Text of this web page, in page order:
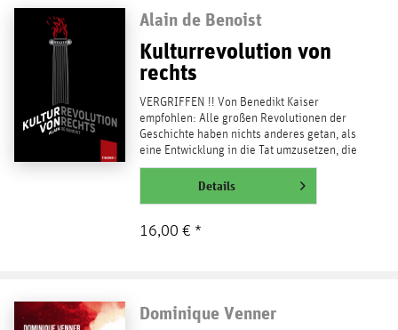
Alain de Benoist
Kulturrevolution von
rechts
VERGRIFFEN !! Von Benedikt Kaiser
empfohlen: Alle großen Revolutionen der
Geschichte haben nichts anderes getan, als
eine Entwicklung in die Tat umzusetzen, die
sich zuvor schon...
weiterlesenDetails
16,00 € *
Dominique Venner